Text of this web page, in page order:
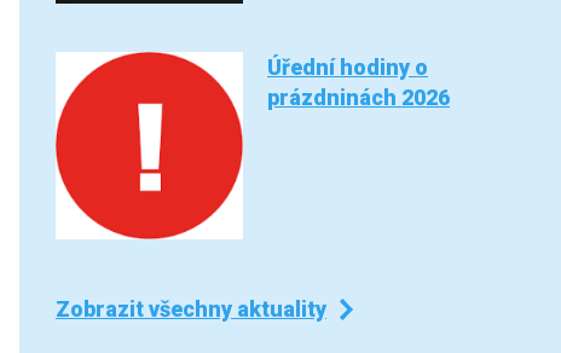
Úřední hodiny o
prázdninách 2026
Zobrazit všechny aktuality